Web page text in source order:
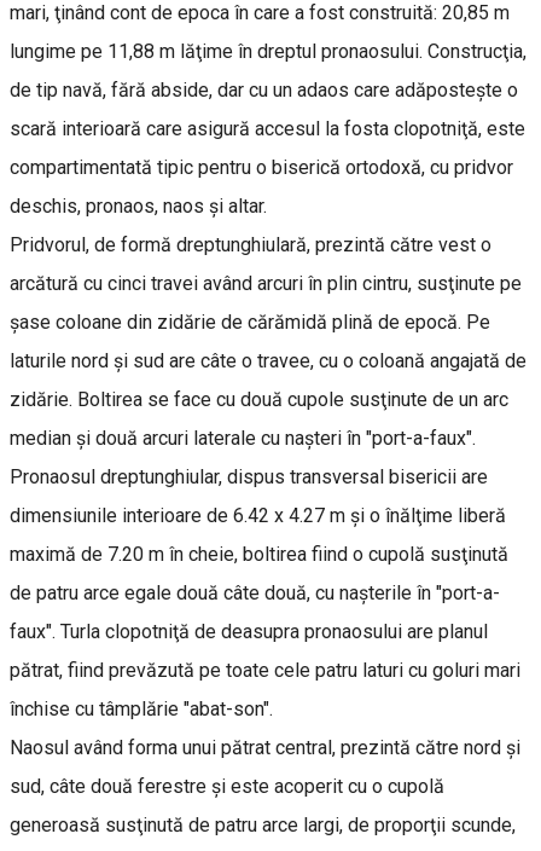
mari, ţinând cont de epoca în care a fost construită: 20,85 m
lungime pe 11,88 m lăţime în dreptul pronaosului. Construcţia,
de tip navă, fără abside, dar cu un adaos care adăposteşte o
scară interioară care asigură accesul la fosta clopotniţă, este
compartimentată tipic pentru o biserică ortodoxă, cu pridvor
deschis, pronaos, naos şi altar.
Pridvorul, de formă dreptunghiulară, prezintă către vest o
arcătură cu cinci travei având arcuri în plin cintru, susţinute pe
şase coloane din zidărie de cărămidă plină de epocă. Pe
laturile nord şi sud are câte o travee, cu o coloană angajată de
zidărie. Boltirea se face cu două cupole susţinute de un arc
median şi două arcuri laterale cu naşteri în "port-a-faux".
Pronaosul dreptunghiular, dispus transversal bisericii are
dimensiunile interioare de 6.42 x 4.27 m şi o înălţime liberă
maximă de 7.20 m în cheie, boltirea fiind o cupolă susţinută
de patru arce egale două câte două, cu naşterile în "port-a-
faux". Turla clopotniţă de deasupra pronaosului are planul
pătrat, fiind prevăzută pe toate cele patru laturi cu goluri mari
închise cu tâmplărie "abat-son".
Naosul având forma unui pătrat central, prezintă către nord şi
sud, câte două ferestre şi este acoperit cu o cupolă
generoasă susţinută de patru arce largi, de proporţii scunde,